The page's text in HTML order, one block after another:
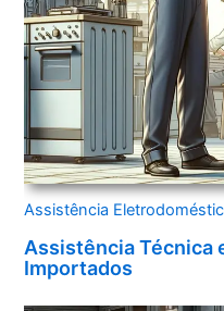
Assistência
Assistência Técnica
Importados